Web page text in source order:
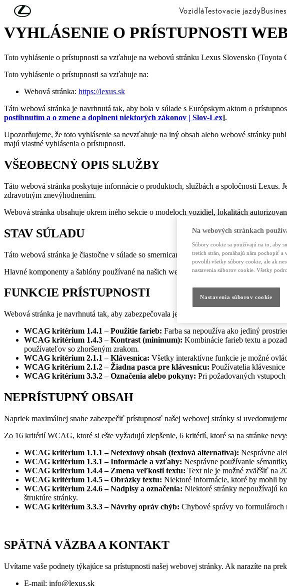
Skip to Main Content VozidláTestovacie jazdy
VYHLÁSENIE O PRÍSTUPNOSTI
Toto vyhlásenie o prístupnosti sa vzťahuje na webovú stránku Lexus Slovensko (Toyota
Toto vyhlásenie o prístupnosti sa vzťahuje na:
Webová stránka: https://lexus.sk
Táto webová stránka je navrhnutá tak, aby bola v súlade s Európskym aktom o
postihnutím a o zmene a doplnení niektorých zákonov | Slov-Lex].
Upozorňujeme, že toto vyhlásenie sa nevzťahuje na iný obsah alebo webové stránky
majú vlastné vyhlásenia o prístupnosti.
VŠEOBECNÝ OPIS SLUŽBY
Táto webová stránka poskytuje informácie o produktoch, službách a spoločnosti
zdravotným znevýhodnením.
Webová stránka obsahuje okrem iného sekcie o modeloch vozidiel, lokalitách
STAV SÚLADU
Táto webová stránka je čiastočne v súlade so smernicami pre prístupnosť webového
Hlavné komponenty a šablóny používané na našich webových stránkach prešli
FUNKCIE PRÍSTUPNOSTI
Webová stránka je navrhnutá tak, aby zabezpečovala jednoduchú navigáciu a dobrú
WCAG kritérium 1.4.1 – Použitie farieb: Farba sa nepoužíva ako jediný
WCAG kritérium 1.4.3 – Kontrast (minimum): Kombinácie farieb textu a
používateľov so zhoršeným zrakom.
WCAG kritérium 2.1.1 – Klávesnica: Všetky interaktívne funkcie je možné
WCAG kritérium 2.1.2 – Žiadna pasca pre klávesnicu: Používatelia
WCAG kritérium 3.3.2 – Označenia alebo pokyny: Pri požadovaných
NEPRÍSTUPNÝ OBSAH
Napriek maximálnej snahe zabezpečiť prístupnosť našej webovej stránky si
Zo 16 kritérií WCAG, ktoré si ešte vyžadujú zlepšenie, 6 kritérií, ktoré sa na stránke
WCAG kritérium 1.1.1 – Netextový obsah (textová alternatíva): Nesprávne
WCAG kritérium 1.3.1 – Informácie a vzťahy: Nesprávne používanie
WCAG kritérium 1.4.4 – Zmena veľkosti textu: Text nie je možné zväčšiť na
WCAG kritérium 1.4.5 – Obrázky textu: Niektoré informácie, ktoré by mohli
WCAG kritérium 2.4.6 – Nadpisy a označenia: Niektoré stránky nepoužívajú
štruktúre stránky.
WCAG kritérium 3.3.3 – Návrhy opráv chýb: Chybové správy vo
SPÄTNÁ VÄZBA A KONTAKT
Uvítame vaše podnety týkajúce sa prístupnosti našej webovej stránky. Ak narazíte na
E-mail: info@lexus.sk
Na webových stránkach
Súbory cookie sa používajú na to, aby
tretích strán, pomáhajú nám pochopiť a
povolili všetky súbory cookie, ale ak
nastavenia súborov cookie. Všetky
Nastavenia súborov cookie